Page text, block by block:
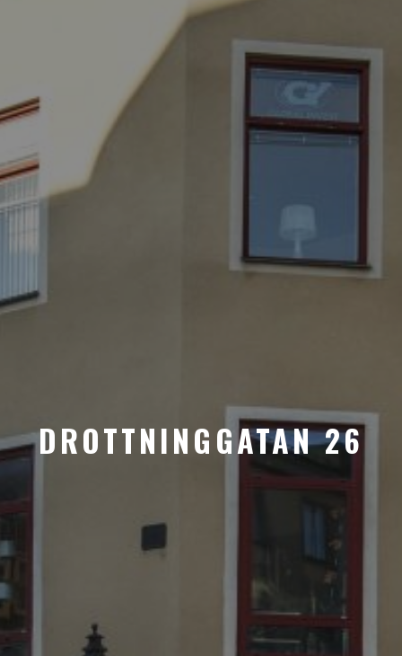
DROTTNINGGATAN 26